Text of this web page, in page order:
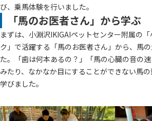
び、乗馬体験を行いました。
「馬のお医者さん」から学ぶ
まずは、小淵沢IKIGAIペットセンター附属の
ク」で活躍する「馬のお医者さん」から、馬
た。「歯は何本あるの？」「馬の心臓の音の
みたり、なかなか目にすることができない馬
学びました。